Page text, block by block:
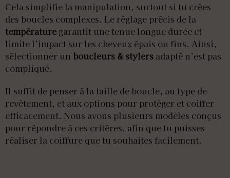
Cela simplifie la manipulation, surtout si tu crées
des boucles complexes. Le réglage précis de la
température garantit une tenue longue durée et
limite l’impact sur les cheveux épais ou fins. Ainsi,
sélectionner un boucleurs & stylers adapté n’est pas
compliqué.
Il suffit de penser à la taille de boucle, au type de
revêtement, et aux options pour protéger et coiffer
efficacement. Nous avons plusieurs modèles conçus
pour répondre à ces critères, afin que tu puisses
réaliser la coiffure que tu souhaites facilement.